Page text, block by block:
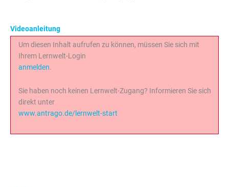
Videoanleitung
Um diesen Inhalt aufrufen zu können, müssen Sie sich mit
Ihrem Lernwelt-Login
anmelden.
Sie haben noch keinen Lernwelt-Zugang? Informieren Sie sich
direkt unter
www.antrago.de/lernwelt-start